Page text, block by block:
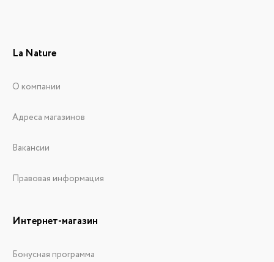
La Nature
О компании
Адреса магазинов
Вакансии
Правовая информация
Интернет-магазин
Бонусная программа